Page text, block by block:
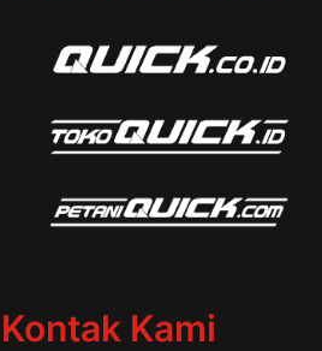
Kontak Kami